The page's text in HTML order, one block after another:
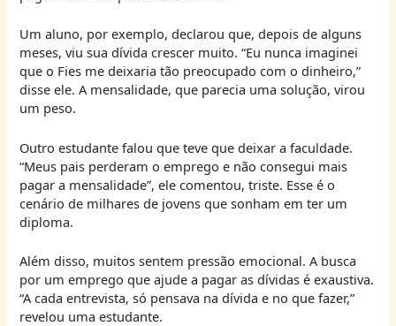
Um aluno, por exemplo, declarou que, depois de alguns
meses, viu sua dívida crescer muito. “Eu nunca imaginei
que o Fies me deixaria tão preocupado com o dinheiro,”
disse ele. A mensalidade, que parecia uma solução, virou
um peso.
Outro estudante falou que teve que deixar a faculdade.
“Meus pais perderam o emprego e não consegui mais
pagar a mensalidade”, ele comentou, triste. Esse é o
cenário de milhares de jovens que sonham em ter um
diploma.
Além disso, muitos sentem pressão emocional. A busca
por um emprego que ajude a pagar as dívidas é exaustiva.
“A cada entrevista, só pensava na dívida e no que fazer,”
revelou uma estudante.